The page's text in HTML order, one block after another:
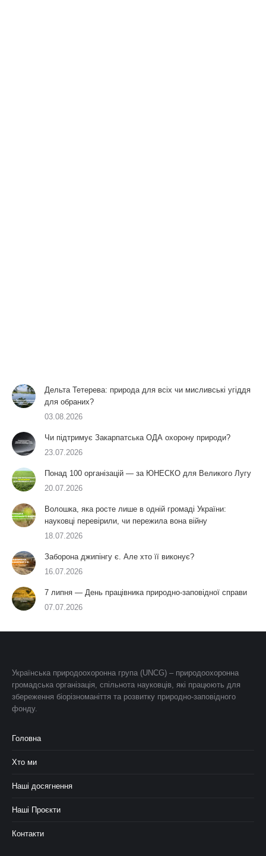
Дельта Тетерева: природа для всіх чи мисливські угіддя
для обраних?
03.08.2026
Чи підтримує Закарпатська ОДА охорону природи?
23.07.2026
Понад 100 організацій — за ЮНЕСКО для Великого Лугу
20.07.2026
Волошка, яка росте лише в одній громаді України:
науковці перевірили, чи пережила вона війну
18.07.2026
Заборона джипінгу є. Але хто її виконує?
16.07.2026
7 липня — День працівника природно-заповідної справи
07.07.2026
Українська природоохоронна група (UNCG) – природоохоронна
громадська організація, спільнота науковців, які працюють для
збереження біорізноманіття та розвитку природно-заповідного
фонду.
Головна
Хто ми
Наші досягнення
Наші Проєкти
Контакти